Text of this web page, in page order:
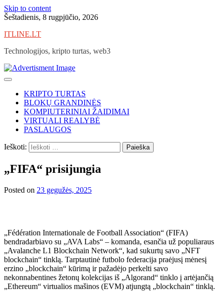
Skip to content
Šeštadienis, 8 rugpjūčio, 2026
ITLINE.LT
Technologijos, kripto turtas, web3
KRIPTO TURTAS
BLOKŲ GRANDINĖS
KOMPIUTERINIAI ŽAIDIMAI
VIRTUALI REALYBĖ
PASLAUGOS
Ieškoti:
„FIFA“ prisijungia
Posted on 23 gegužės, 2025
„Fédération Internationale de Football Association“ (FIFA)
bendradarbiavo su „AVA Labs“ – komanda, esančia už populiaraus
„Avalanche L1 Blockchain Network“, kad sukurtų savo „NFT
blockchain“ tinklą. Tarptautinė futbolo federacija praėjusį mėnesį
erzino „blockchain“ kūrimą ir pažadėjo perkelti savo
nekonnabentines žetonų kolekcijas iš „Algorand“ tinklo į artėjančią
„Ethereum“ virtualios mašinos (EVM) atjungtą „blockchain“ tinklą.